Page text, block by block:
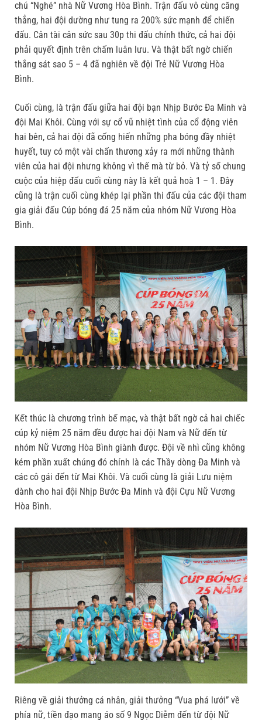
chú “Nghé” nhà Nữ Vương Hòa Bình. Trận đấu vô cùng căng
thẳng, hai đội dường như tung ra 200% sức mạnh để chiến
đấu. Cân tài cân sức sau 30p thi đấu chính thức, cả hai đội
phải quyết định trên chấm luân lưu. Và thật bất ngờ chiến
thắng sát sao 5 – 4 đã nghiên về đội Trẻ Nữ Vương Hòa
Bình.
Cuối cùng, là trận đấu giữa hai đội bạn Nhịp Bước Đa Minh và
đội Mai Khôi. Cùng với sự cổ vũ nhiệt tình của cổ động viên
hai bên, cả hai đội đã cống hiến những pha bóng đầy nhiệt
huyết, tuy có một vài chấn thương xảy ra mới những thành
viên của hai đội nhưng không vì thế mà từ bỏ. Và tỷ số chung
cuộc của hiệp đấu cuối cùng này là kết quả hoà 1 – 1. Đây
cũng là trận cuối cùng khép lại phần thi đấu của các đội tham
gia giải đấu Cúp bóng đá 25 năm của nhóm Nữ Vương Hòa
Bình.
Kết thúc là chương trình bế mạc, và thật bất ngờ cả hai chiếc
cúp kỷ niệm 25 năm đều được hai đội Nam và Nữ đến từ
nhóm Nữ Vương Hòa Bình giành được. Đội về nhì cũng không
kém phần xuất chúng đó chính là các Thầy dòng Đa Minh và
các cô gái đến từ Mai Khôi. Và cuối cùng là giải Lưu niệm
dành cho hai đội Nhịp Bước Đa Minh và đội Cựu Nữ Vương
Hòa Bình.
Riêng về giải thưởng cá nhân, giải thưởng “Vua phá lưới” về
phía nữ, tiền đạo mang áo số 9 Ngọc Diễm đến từ đội Nữ